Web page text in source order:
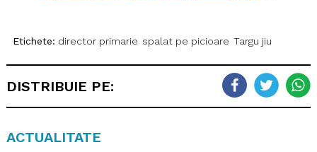
Etichete: director primarie spalat pe picioare Targu jiu
DISTRIBUIE PE:
ACTUALITATE